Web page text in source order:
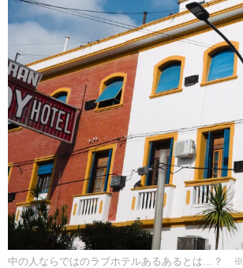
中の人ならではのラブホテルあるあるとは…？ ※